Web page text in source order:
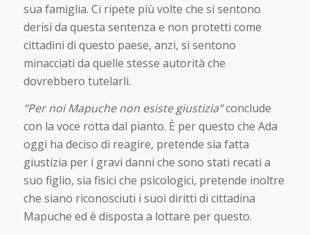
sua famiglia. Ci ripete più volte che si sentono
derisi da questa sentenza e non protetti come
cittadini di questo paese, anzi, si sentono
minacciati da quelle stesse autorità che
dovrebbero tutelarli.
“Per noi Mapuche non esiste giustizia”conclude
con la voce rotta dal pianto. È per questo che Ada
oggi ha deciso di reagire, pretende sia fatta
giustizia per i gravi danni che sono stati recati a
suo figlio, sia fisici che psicologici, pretende inoltre
che siano riconosciuti i suoi diritti di cittadina
Mapuche ed è disposta a lottare per questo.